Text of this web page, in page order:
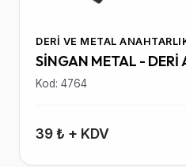
DERI VE METAL
SİNGAN METAL -
Kod: 4764
39 ₺ + KDV